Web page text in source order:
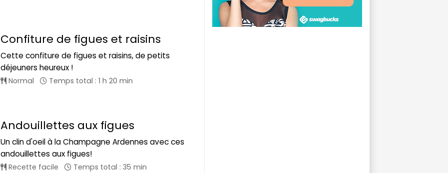
Confiture de figues et raisins
Cette confiture de figues et raisins, de petits
déjeuners heureux !
Normal Temps total : 1 h 20 min
Andouillettes aux figues
Un clin d'oeil à la Champagne Ardennes avec ces
andouillettes aux figues!
Recette facile Temps total : 35 min